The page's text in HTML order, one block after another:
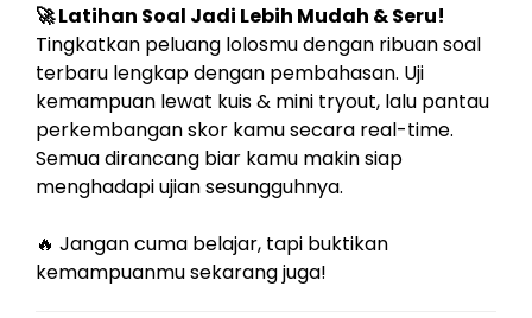
🚀 Latihan Soal Jadi Lebih Mudah & Seru!
Tingkatkan peluang lolosmu dengan ribuan soal
terbaru lengkap dengan pembahasan. Uji
kemampuan lewat kuis & mini tryout, lalu pantau
perkembangan skor kamu secara real-time.
Semua dirancang biar kamu makin siap
menghadapi ujian sesungguhnya.
🔥 Jangan cuma belajar, tapi buktikan
kemampuanmu sekarang juga!